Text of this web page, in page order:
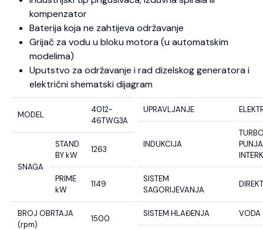
kompenzator
Baterija koja ne zahtijeva održavanje
Grijač za vodu u bloku motora (u automatskim
modelima)
Uputstvo za održavanje i rad dizelskog generatora i
električni shematski dijagram
MODEL
4012-
46TWG3A
SNAGA
STAND
BY kW
1263
PRIME
kW
1149
BROJ OBRTAJA
(rpm)
1500
UPRAVLJANJE
INDUKCIJA
SISTEM
SAGORIJEVANJA
SISTEM HLAĐENJA VODA